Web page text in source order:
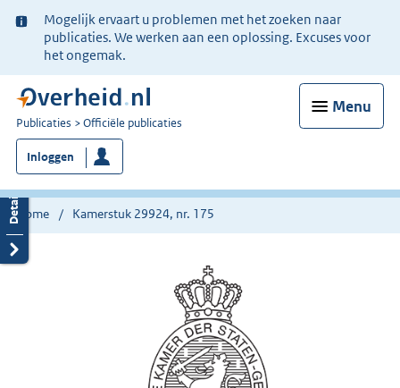
Ter
informatie:
Mogelijk ervaart u problemen met het zoeken naar
publicaties. We werken aan een oplossing. Excuses voor
het ongemak.
Menu
U
bent
nu
hier:
Publicaties Officiële publicaties
Inloggen
Home Kamerstuk 29924, nr. 175